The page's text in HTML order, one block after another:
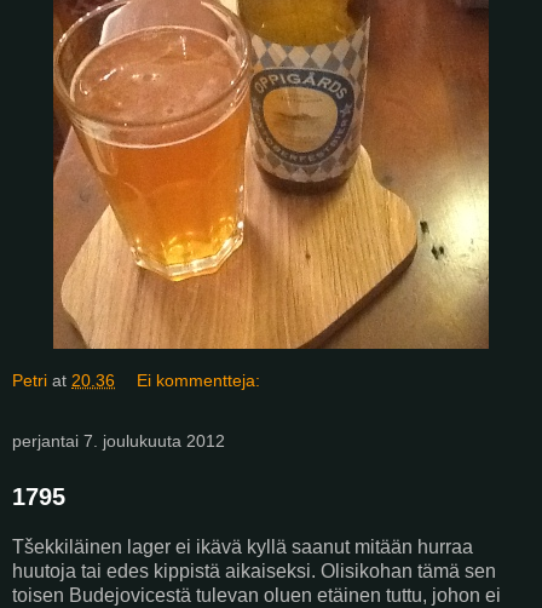
Petri at 20.36 Ei kommentteja:
perjantai 7. joulukuuta 2012
1795
Tšekkiläinen lager ei ikävä kyllä saanut mitään hurraa
huutoja tai edes kippistä aikaiseksi. Olisikohan tämä sen
toisen Budejovicestä tulevan oluen etäinen tuttu, johon ei